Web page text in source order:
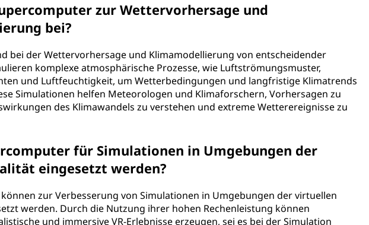
zur Wettervorhersage und
bei?
bei der Wettervorhersage und Klimamodellierung von entscheidender
komplexe atmosphärische Prozesse, wie Luftströmungsmuster,
und Luftfeuchtigkeit, um Wetterbedingungen und langfristige Klimatrends
Simulationen helfen Meteorologen und Klimaforschern, Vorhersagen zu
des Klimawandels zu verstehen und extreme Wetterereignisse zu
für Simulationen in Umgebungen der
eingesetzt werden?
können zur Verbesserung von Simulationen in Umgebungen der virtuellen
werden. Durch die Nutzung ihrer hohen Rechenleistung können
und immersive VR-Erlebnisse erzeugen, sei es bei der Simulation